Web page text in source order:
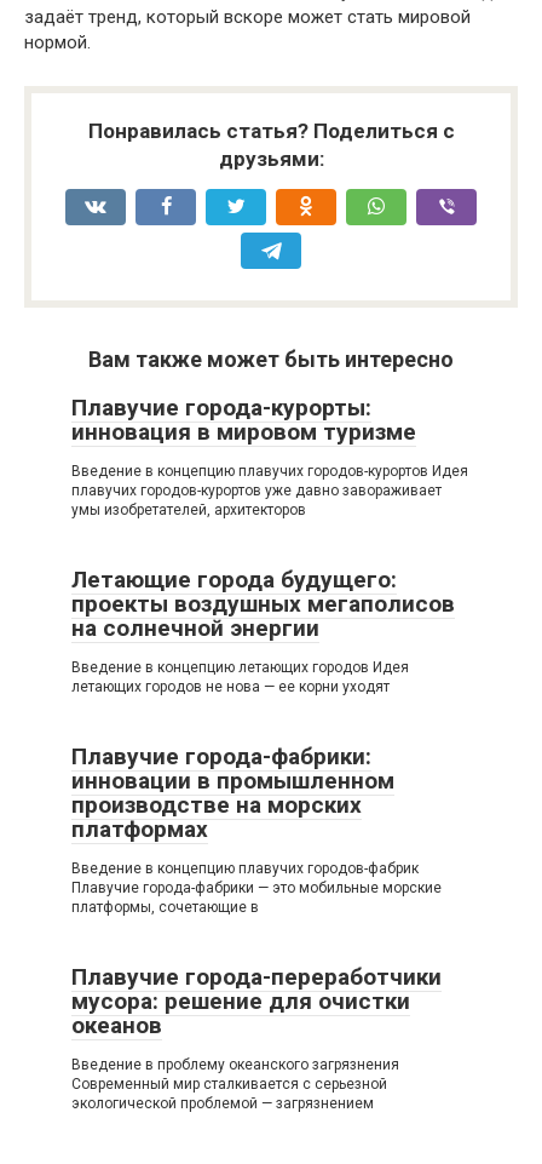
задаёт тренд, который вскоре может стать мировой
нормой.
Понравилась статья? Поделиться с
друзьями:
Вам также может быть интересно
Плавучие города-курорты:
инновация в мировом туризме
Введение в концепцию плавучих городов-курортов Идея
плавучих городов-курортов уже давно завораживает
умы изобретателей, архитекторов
Летающие города будущего:
проекты воздушных мегаполисов
на солнечной энергии
Введение в концепцию летающих городов Идея
летающих городов не нова — ее корни уходят
Плавучие города-фабрики:
инновации в промышленном
производстве на морских
платформах
Введение в концепцию плавучих городов-фабрик
Плавучие города-фабрики — это мобильные морские
платформы, сочетающие в
Плавучие города-переработчики
мусора: решение для очистки
океанов
Введение в проблему океанского загрязнения
Современный мир сталкивается с серьезной
экологической проблемой — загрязнением